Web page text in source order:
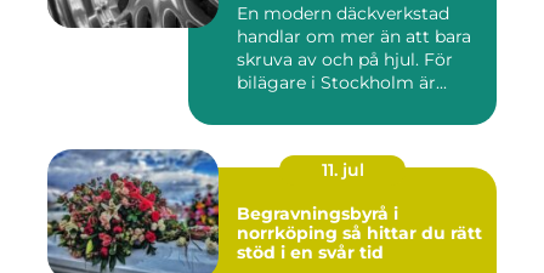
En modern däckverkstad
handlar om mer än att bara
skruva av och på hjul. För
bilägare i Stockholm är...
11. jul
Begravningsbyrå i
norrköping så hittar du rätt
stöd i en svår tid